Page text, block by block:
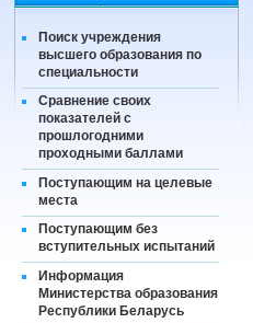
Поиск учреждения
высшего образования по
специальности
Сравнение своих
показателей с
прошлогодними
проходными баллами
Поступающим на целевые
места
Поступающим без
вступительных испытаний
Информация
Министерства образования
Республики Беларусь